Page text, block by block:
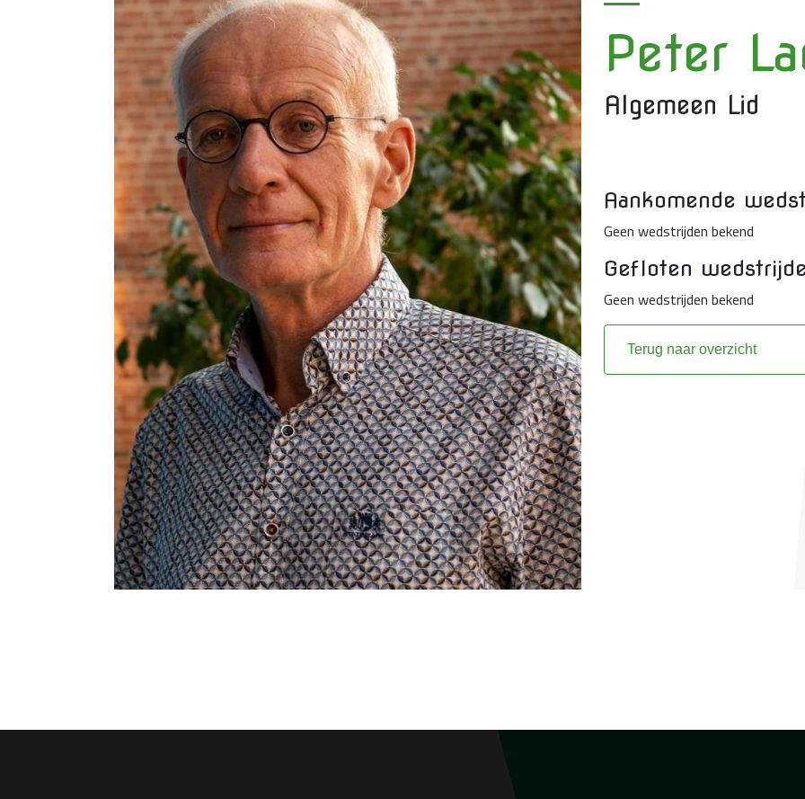
Peter
Algemeen Lid
Aankomende
Geen wedstrijden bekend
Gefloten
Geen wedstrijden bekend
Terug naar overzicht